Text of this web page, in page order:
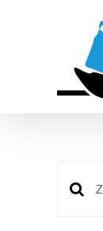
Vul